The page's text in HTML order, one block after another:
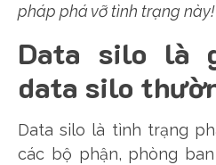
pháp phá vỡ tình trạng này!
Data silo là
data silo
Data silo là tình trạng
các bộ phận, phòng